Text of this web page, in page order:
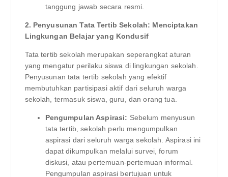
tanggung jawab secara resmi.
2. Penyusunan Tata Tertib Sekolah: Menciptakan
Lingkungan Belajar yang Kondusif
Tata tertib sekolah merupakan seperangkat aturan
yang mengatur perilaku siswa di lingkungan sekolah.
Penyusunan tata tertib sekolah yang efektif
membutuhkan partisipasi aktif dari seluruh warga
sekolah, termasuk siswa, guru, dan orang tua.
Pengumpulan Aspirasi: Sebelum menyusun
tata tertib, sekolah perlu mengumpulkan
aspirasi dari seluruh warga sekolah. Aspirasi ini
dapat dikumpulkan melalui survei, forum
diskusi, atau pertemuan-pertemuan informal.
Pengumpulan aspirasi bertujuan untuk